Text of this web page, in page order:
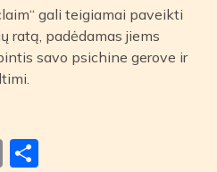
gali teigiamai paveikti
ratą, padėdamas jiems
savo psichine gerove ir
Email